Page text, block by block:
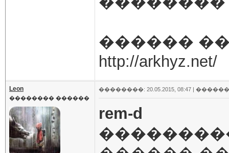
������
http://arkhyz.net/
Leon
�������� ������
��������: 20.05.2015, 08:47 |
rem-d